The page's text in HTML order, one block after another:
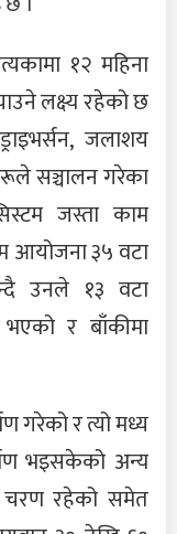
१२ महिना
लक्ष्य रहेको छ
जलाशय
सञ्चालन गरेका
जस्ता काम
आयोजना ३५ वटा
उनले १३ वटा
भएको र बाँकीमा
गरेको र त्यो मध्य
भइसकेको अन्य
चरण रहेको समेत